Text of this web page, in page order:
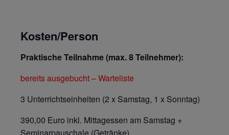
Kosten/Person
Praktische Teilnahme (max. 8 Teilnehmer):
bereits ausgebucht – Warteliste
3 Unterrichtseinheiten (2 x Samstag, 1 x Sonntag)
390,00 Euro inkl. Mittagessen am Samstag +